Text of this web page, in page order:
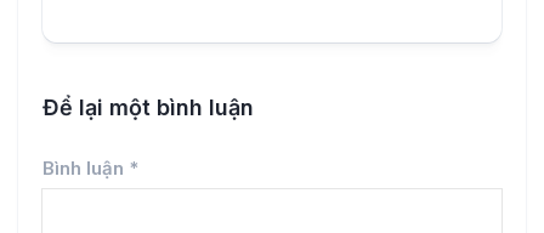
Để lại một bình luận
Bình luận *